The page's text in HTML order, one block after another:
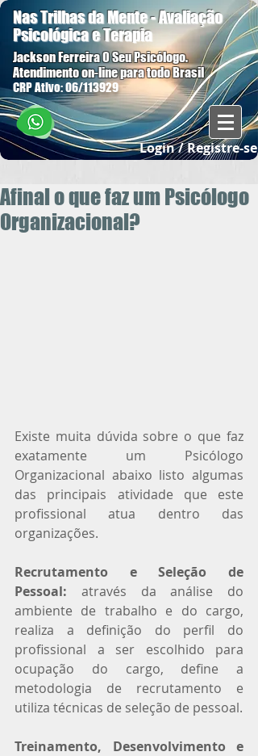
Login / Registre-se
Nas Trilhas da Mente - Avaliação
Psicológica e Terapia
Jackson Ferreira O Seu Psicólogo.
Atendimento on-line para todo Brasil
CRP Ativo: 06/113929
Afinal o que faz um Psicólogo
Organizacional?
Existe muita dúvida sobre o que faz
exatamente um Psicólogo
Organizacional abaixo listo algumas
das principais atividade que este
profissional atua dentro das
organizações.
Recrutamento e Seleção de
Pessoal: através da análise do
ambiente de trabalho e do cargo,
realiza a definição do perfil do
profissional a ser escolhido para
ocupação do cargo, define a
metodologia de recrutamento e
utiliza técnicas de seleção de pessoal.
Treinamento, Desenvolvimento e